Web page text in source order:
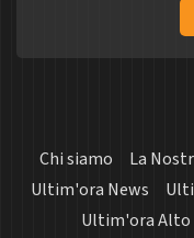
Chi siamo La
Ultim'ora News
Ultim'ora Alto